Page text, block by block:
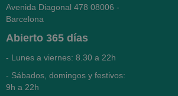
Avenida Diagonal 478 08006 -
Barcelona
Abierto 365 días
- Lunes a viernes: 8.30 a 22h
- Sábados, domingos y festivos:
9h a 22h